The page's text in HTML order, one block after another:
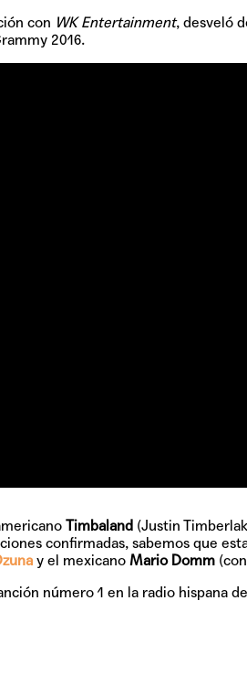
con WK Entertainment, desveló
2016.
Timbaland(Justin
confirmadas, sabemos que
y el mexicano Mario Domm
número 1 en la radio hispana